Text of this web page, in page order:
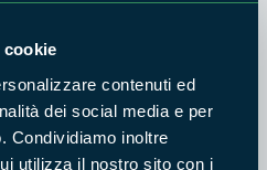
contenuti ed
dei social media e per
Condividiamo inoltre
utilizza il nostro sito con i
di Collepardo, ogni anno
turisti. In entrambe queste
con la presenza di almeno
La frequentazione delle
negativo su queste colonie.